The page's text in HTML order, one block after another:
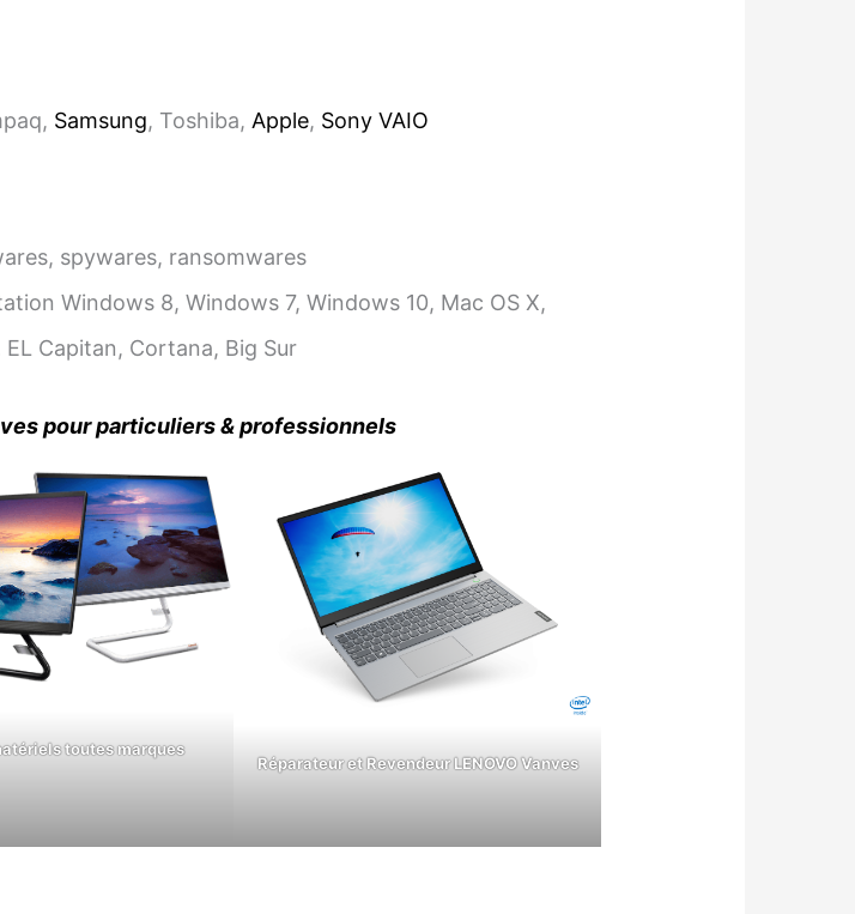
Samsung, Toshiba,Apple, Sony VAIO
spywares, ransomwares
Windows 8, Windows 7, Windows 10, Mac OS X,
Capitan, Cortana, Big Sur
pour particuliers & professionnels
toutes marques
Réparateur et Revendeur LENOVO Vanves